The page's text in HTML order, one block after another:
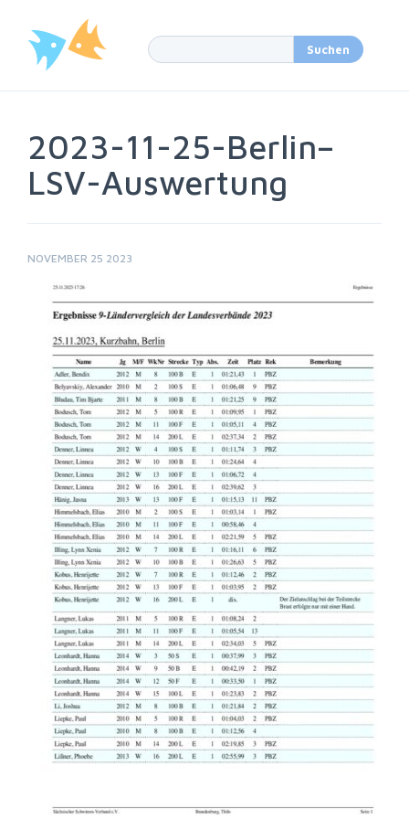
2023-11-25-Berlin–
LSV-Auswertung
NOVEMBER 25 2023